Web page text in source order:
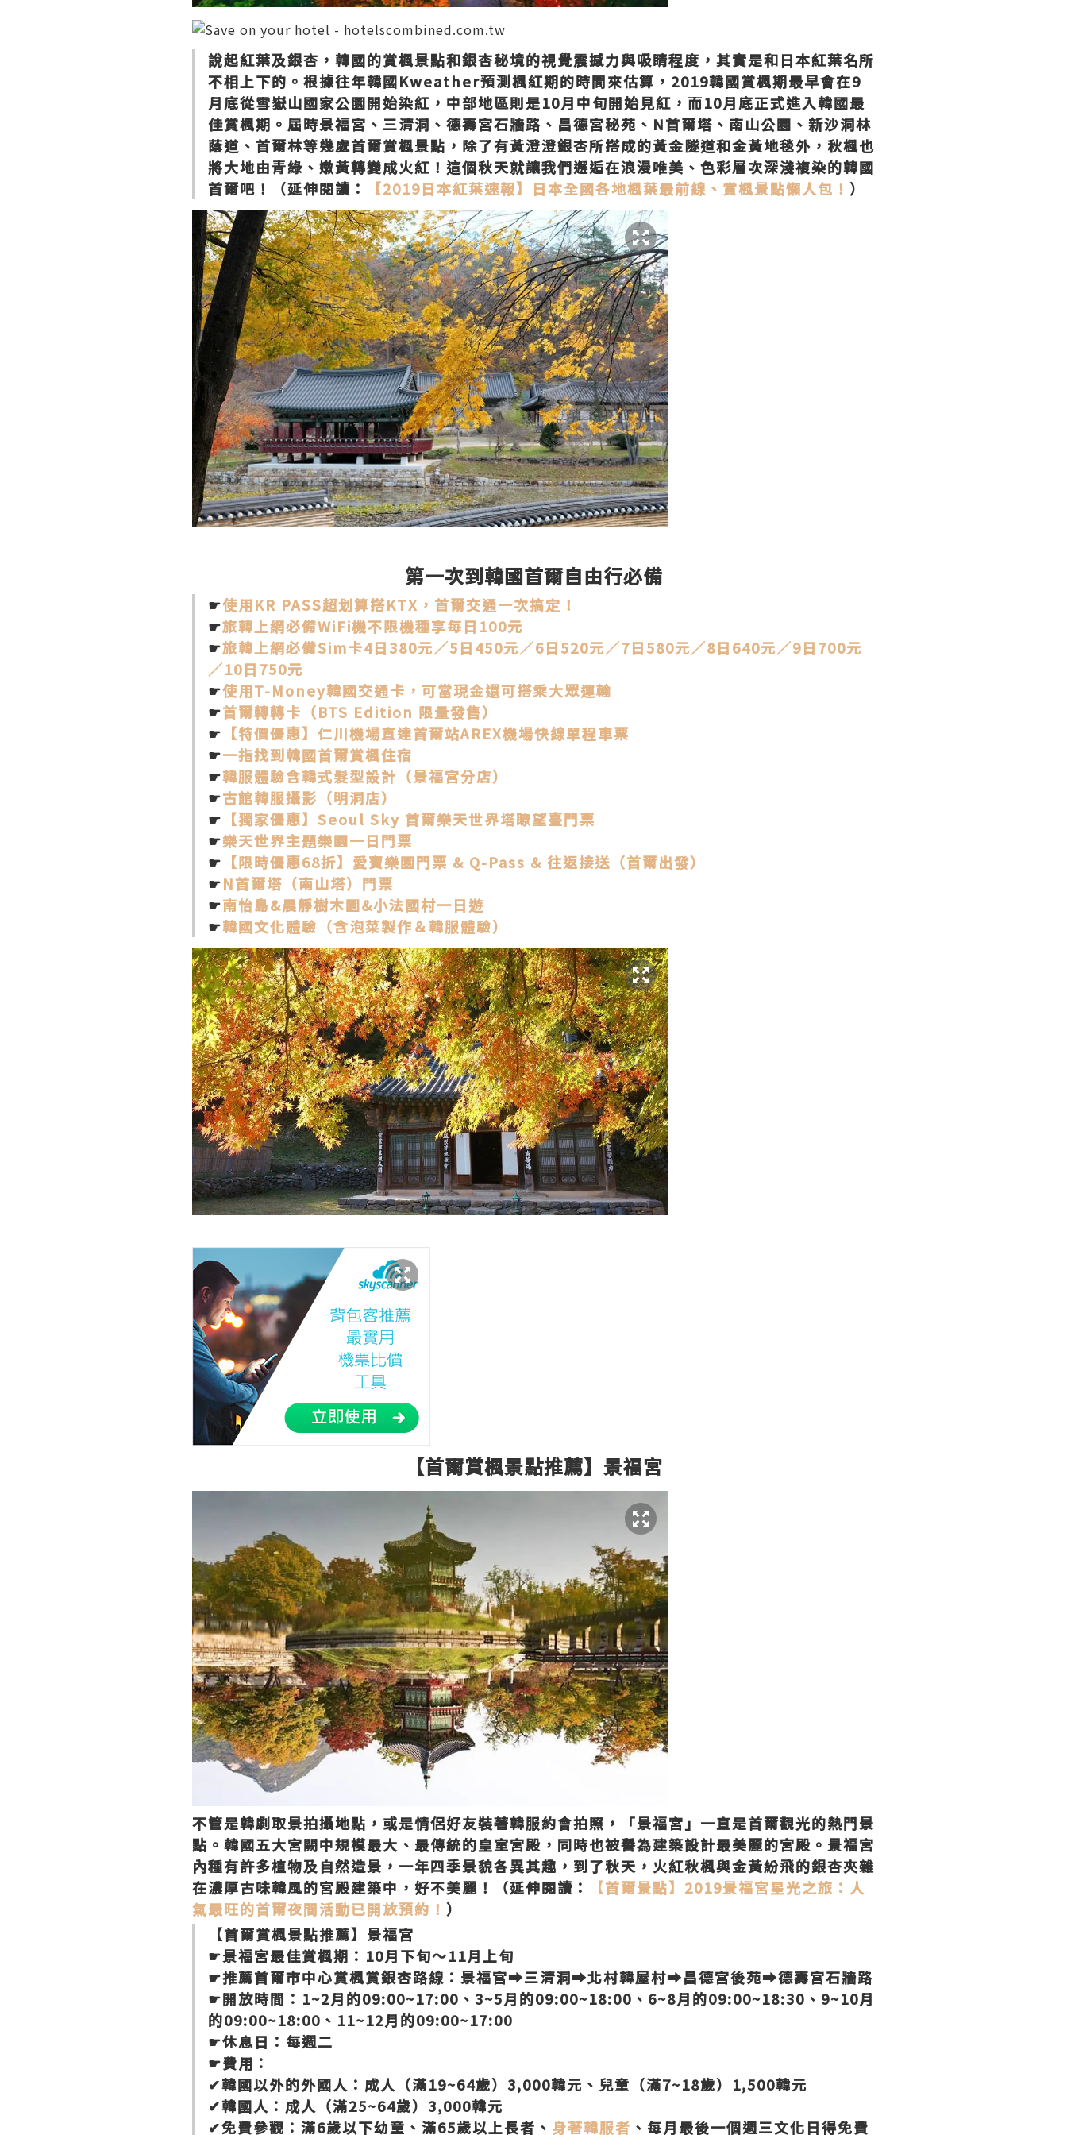
說起紅葉及銀杏，韓國的賞楓景點和銀杏秘境的視覺震撼力與吸睛程度，其實是和日本紅葉名所
不相上下的。根據往年韓國Kweather預測楓紅期的時間來估算，2019韓國賞楓期最早會在9
月底從雪嶽山國家公園開始染紅，中部地區則是10月中旬開始見紅，而10月底正式進入韓國最
佳賞楓期。屆時景福宮、三清洞、德壽宮石牆路、昌德宮秘苑、N首爾塔、南山公園、新沙洞林
蔭道、首爾林等幾處首爾賞楓景點，除了有黃澄澄銀杏所搭成的黃金隧道和金黃地毯外，秋楓也
將大地由青綠、嫩黃轉變成火紅！這個秋天就讓我們邂逅在浪漫唯美、色彩層次深淺複染的韓國
首爾吧！（延伸閱讀：
【2019日本紅葉速報】日本全國各地楓葉最前線、賞楓景點懶人包！ ）
第一次到韓國首爾自由行必備
☛使用KR PASS超划算搭KTX，首爾交通一次搞定！
☛旅韓上網必備WiFi機不限機種享每日100元
☛旅韓上網必備Sim卡4日380元／5日450元／6日520元／7日580元／8日640元／9日700元
／10日750元
☛使用T-Money韓國交通卡，可當現金還可搭乘大眾運輸
☛首爾轉轉卡（BTS Edition 限量發售）
☛ 【特價優惠】仁川機場直達首爾站AREX機場快線單程車票
☛一指找到韓國首爾賞楓住宿
☛韓服體驗含韓式髮型設計（景福宮分店）
☛古館韓服攝影（明洞店）
☛ 【獨家優惠】Seoul Sky 首爾樂天世界塔瞭望臺門票
☛樂天世界主題樂園一日門票
☛ 【限時優惠68折】愛寶樂園門票 & Q-Pass & 往返接送（首爾出發）
☛N首爾塔（南山塔）門票
☛南怡島&晨靜樹木園&小法國村一日遊
☛韓國文化體驗（含泡菜製作＆韓服體驗）
【首爾賞楓景點推薦】景福宮
不管是韓劇取景拍攝地點，或是情侶好友裝著韓服約會拍照，「景福宮」一直是首爾觀光的熱門景
點。韓國五大宮闕中規模最大、最傳統的皇室宮殿，同時也被譽為建築設計最美麗的宮殿。景福宮
內種有許多植物及自然造景，一年四季景貌各異其趣，到了秋天，火紅秋楓與金黃紛飛的銀杏夾雜
在濃厚古味韓風的宮殿建築中，好不美麗！（延伸閱讀：
【首爾景點】2019景福宮星光之旅：人
氣最旺的首爾夜間活動已開放預約！ ）
【首爾賞楓景點推薦】景福宮
☛景福宮最佳賞楓期：10月下旬～11月上旬
☛推薦首爾市中心賞楓賞銀杏路線：景福宮➡三清洞➡北村韓屋村➡昌德宮後苑➡德壽宮石牆路
☛開放時間：1~2月的09:00~17:00、3~5月的09:00~18:00、6~8月的09:00~18:30、9~10月
的09:00~18:00、11~12月的09:00~17:00
☛休息日：每週二
☛費用：
✔韓國以外的外國人：成人（滿19~64歲）3,000韓元、兒童（滿7~18歲）1,500韓元
✔韓國人：成人（滿25~64歲）3,000韓元
✔免費參觀：滿6歲以下幼童、滿65歲以上長者、 身著韓服者 、每月最後一個週三文化日得免費